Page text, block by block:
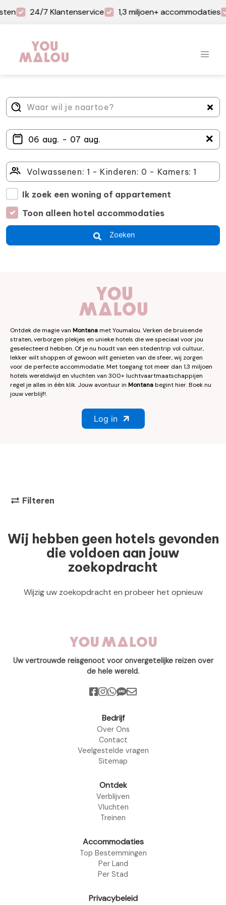
24/7 Klantenservice 1,3 miljoen+ accommodaties
＋
Ik zoek een woning of appartement
Toon alleen hotel accommodaties
Zoeken
Ontdek de magie van Montanamet Youmalou. Verken de bruisende
straten, verborgen plekjes en unieke hotels die we speciaal voor jou
geselecteerd hebben. Of je nu houdt van een stedentrip vol cultuur,
lekker wilt shoppen of gewoon wilt genieten van de sfeer, wij zorgen
voor de perfecte accommodatie. Met toegang tot meer dan 1,3 miljoen
hotels wereldwijd en vluchten van 300+ luchtvaartmaatschappijen
regel je alles in één klik. Jouw avontuur in Montanabegint hier. Boek nu
jouw verblijf!.
Log in
Filteren
Wij hebben geen hotels gevonden
die voldoen aan jouw
zoekopdracht
Wijzig uw zoekopdracht en probeer het opnieuw
Uw vertrouwde reisgenoot voor onvergetelijke reizen over
de hele wereld.
Bedrijf
Over Ons
Contact
Veelgestelde vragen
Sitemap
Ontdek
Verblijven
Vluchten
Treinen
Accommodaties
Top Bestemmingen
Per Land
Per Stad
Privacybeleid